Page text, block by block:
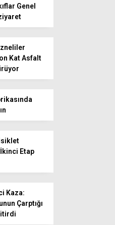
Genel
Kat Asfalt
İkinci Etap
Kaza:
Çarptığı